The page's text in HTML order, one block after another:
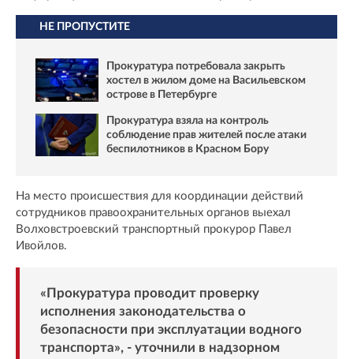
НЕ ПРОПУСТИТЕ
Прокуратура потребовала закрыть
хостел в жилом доме на Васильевском
острове в Петербурге
Прокуратура взяла на контроль
соблюдение прав жителей после атаки
беспилотников в Красном Бору
На место происшествия для координации действий
сотрудников правоохранительных органов выехал
Волховстроевский транспортный прокурор Павел
Ивойлов.
«Прокуратура проводит проверку
исполнения законодательства о
безопасности при эксплуатации водного
транспорта», - уточнили в надзорном